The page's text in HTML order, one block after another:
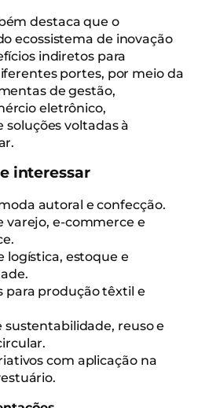
destaca que o
ecossistema de inovação
indiretos para
portes, por meio da
de gestão,
eletrônico,
soluções voltadas à
interessar
autoral e confecção.
varejo, e-commerce e
logística, estoque e
para produção têxtil e
sustentabilidade, reuso e
com aplicação na